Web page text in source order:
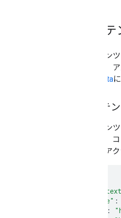
コン
コンテン
ズ、曲、
metadata
コンテ
コンテン
により、
異なるア
"@type" :
: